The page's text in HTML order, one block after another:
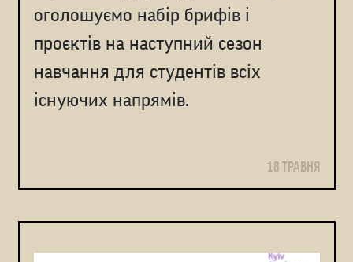
оголошуємо набір брифів і
проєктів на наступний сезон
навчання для студентів всіх
існуючих напрямів.
18 ТРАВНЯ